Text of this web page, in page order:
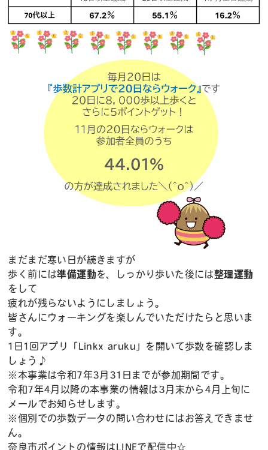
まだまだ寒い日が続きますが
歩く前には準備運動を、しっかり歩いた後には整理運動
をして
疲れが残らないようにしましょう。
皆さんにウォーキングを楽しんでいただけたらと思いま
す。
1日1回アプリ「Linkx aruku」を開いて歩数を確認しま
しょう♪
※本事業は令和7年3月31日までが参加期間です。
令和7年4月以降の本事業の情報は3月末から4月上旬に
メールでお知らせします。
※個別での歩数データの問い合わせにはお答えできませ
ん。
奈良市ポイントの情報はLINEで配信中☆